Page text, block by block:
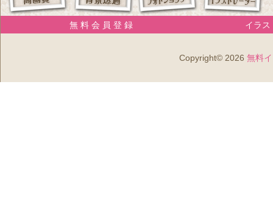
無 料 会 員 登 録 イラス
Copyright© 2026 無料